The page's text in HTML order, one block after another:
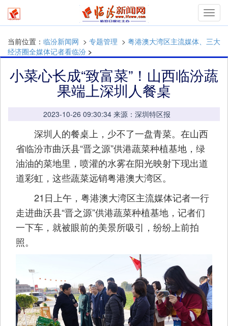
当前位置： 临汾新闻网 > 专题管理 > 粤港澳大湾区主流媒体、三大
经济圈全媒体记者看临汾 >
小菜心长成“致富菜”！山西临汾蔬
果端上深圳人餐桌
2023-10-26 09:30:34 来源：深圳特区报
深圳人的餐桌上，少不了一盘青菜。在山西
省临汾市曲沃县“晋之源”供港蔬菜种植基地，绿
油油的菜地里，喷灌的水雾在阳光映射下现出道
道彩虹，这些蔬菜远销粤港澳大湾区。
21日上午，粤港澳大湾区主流媒体记者一行
走进曲沃县“晋之源”供港蔬菜种植基地，记者们
一下车，就被眼前的美景所吸引，纷纷上前拍
照。